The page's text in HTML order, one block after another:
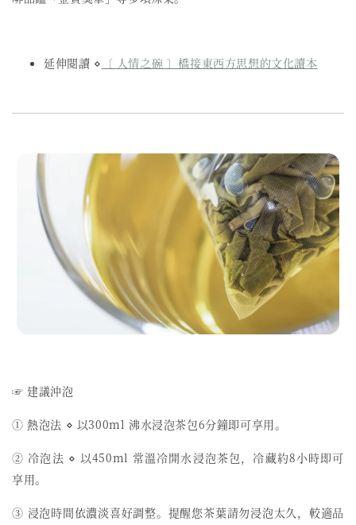
延伸閱讀 ⋄ 〔 人情之碗 〕橋接東西方思想的文化讀本
☞ 建議沖泡
① 熱泡法 ⋄ 以300ml 沸水浸泡茶包6分鐘即可享用。
② 冷泡法 ⋄ 以450ml 常溫冷開水浸泡茶包，冷藏約8小時即可
享用。
③ 浸泡時間依濃淡喜好調整。提醒您茶葉請勿浸泡太久，較適品